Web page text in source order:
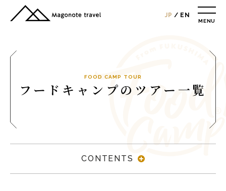
JP EN
MENU
リクルート情報
総合お問合せ
旅行条件書
FOOD CAMP TOUR
フードキャンプのツアー一覧
CONTENTS